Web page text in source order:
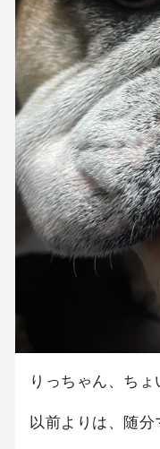
りっちゃん、ち
以前よりは、随